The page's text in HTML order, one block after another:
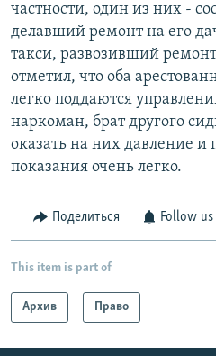
частности, один из них -
делавший ремонт на его
такси, развозивший
отметил, что оба
легко поддаются
наркоман, брат другого
оказать на них давление и
показания очень легко.
Поделиться Follow us
This item is part of
Архив Право